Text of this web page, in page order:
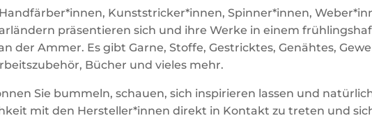
Kunststricker*innen, Spinner*innen,
präsentieren sich und ihre Werke in einem
der Ammer. Es gibt Garne, Stoffe, Gestricktes, Genähtes,
Bücher und vieles mehr.
Sie bummeln, schauen, sich inspirieren lassen und
mit den Hersteller*innen direkt in Kontakt zu treten und